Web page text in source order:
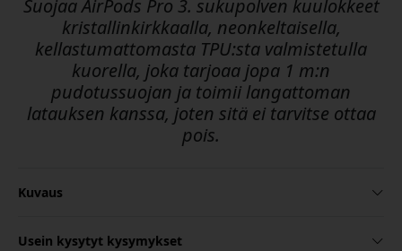
Suojaa AirPods Pro 3. sukupolven kuulokkeet
kristallinkirkkaalla, neonkeltaisella,
kellastumattomasta TPU:sta valmistetulla
kuorella, joka tarjoaa jopa 1 m:n
pudotussuojan ja toimii langattoman
latauksen kanssa, joten sitä ei tarvitse ottaa
pois.
Kuvaus
Usein kysytyt kysymykset